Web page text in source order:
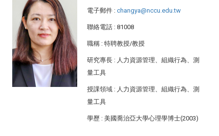
電子郵件 : changya@nccu.edu.tw
聯絡電話 : 81008
職稱 : 特聘教授/教授
研究專長 : 人力資源管理、組織行為、測
量工具
授課領域 : 人力資源管理、組織行為、測
量工具
學歷 : 美國喬治亞大學心理學博士(2003)